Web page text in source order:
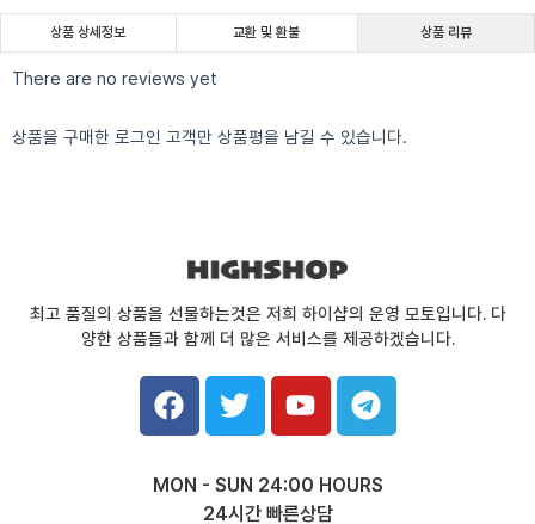
상품 상세정보 교환 및 환불 상품 리뷰
There are no reviews yet
상품을 구매한 로그인 고객만 상품평을 남길 수 있습니다.
최고 품질의 상품을 선물하는것은 저희 하이샵의 운영 모토입니다. 다
양한 상품들과 함께 더 많은 서비스를 제공하겠습니다.
F
a
c
b
T
w
i
t
Y
o
u
u
T
e
l
g
MON - SUN 24:00 HOURS
24시간 빠른상담